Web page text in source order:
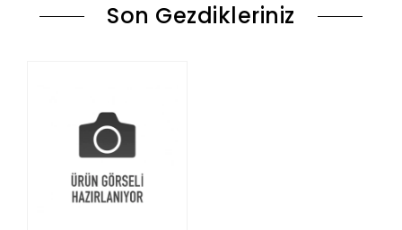
Son Gezdikleriniz